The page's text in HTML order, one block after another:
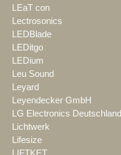
LEaT con
Lectrosonics
LEDBlade
LEDitgo
LEDium
Leu Sound
Leyard
Leyendecker GmbH
LG Electronics Deutschland
Lichtwerk
Lifesize
LIFTKET